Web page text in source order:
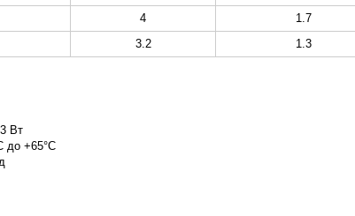
4
1.7
3.2 1.3
Вт
до +65°C